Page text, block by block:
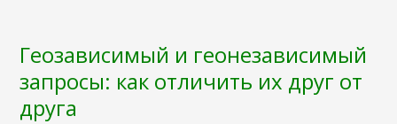
Геозависимый и геонезависимый
запросы: как отличить их друг от
друга